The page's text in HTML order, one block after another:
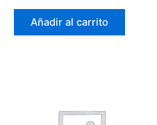
Añadir al carrito